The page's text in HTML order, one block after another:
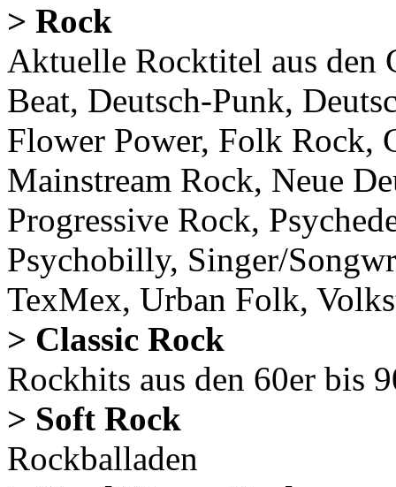
> Rock
Aktuelle Rocktitel aus
Beat, Deutsch-Punk,
Flower Power, Folk
Mainstream Rock, Neue
Progressive Rock,
Psychobilly, Singer/
TexMex, Urban Folk,
> Classic Rock
Rockhits aus den 60er
> Soft Rock
Rockballaden